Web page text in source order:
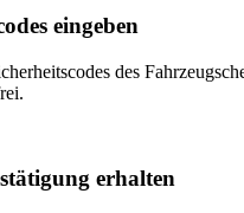
eingeben
des
erhalten